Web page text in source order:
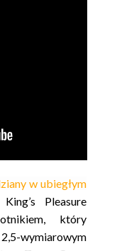
w ubiegłym
Pleasure
który
wymiarowym